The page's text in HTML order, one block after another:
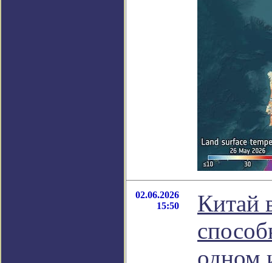
02.06.2026
15:50
Китай